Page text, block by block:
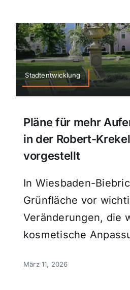
Stadtentwicklung
Pläne für mehr
in der Robert-
vorgestellt
In Wiesbaden-
Grünfläche vor
Veränderungen, die
kosmetische
März 11, 2026